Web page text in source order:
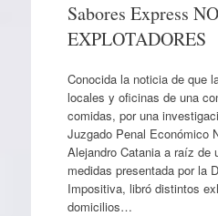
Sabores Express
EXPLOTADORES
Conocida la noticia de que
locales y oficinas de una
comidas, por una
Juzgado Penal Económico
Alejandro Catania a raíz de
medidas presentada por la
Impositiva, libró distintos
domicilios…